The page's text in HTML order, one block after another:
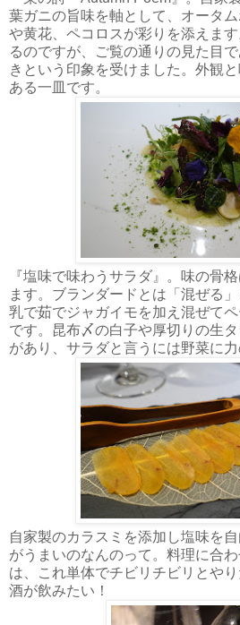
葉ガニの旨味を軸として、オータム
や黄花、ペコロスが彩りを添えま
るのですが、ご覧の通りの見た目
きという印象を受けました。外観
ある一皿です。
『塩味で味わうサラダ』。味の骨
ます。ブランダードとは「混ぜる
乳で茹でジャガイモを加え混ぜて
です。昆布〆の白子や厚切りの生
があり、サラダと言うには野菜に力
自家製のカラスミを添加し塩味を
がうまいのなんのって。料理に合
は、これ単体でチビリチビリとや
酒が飲みたい！